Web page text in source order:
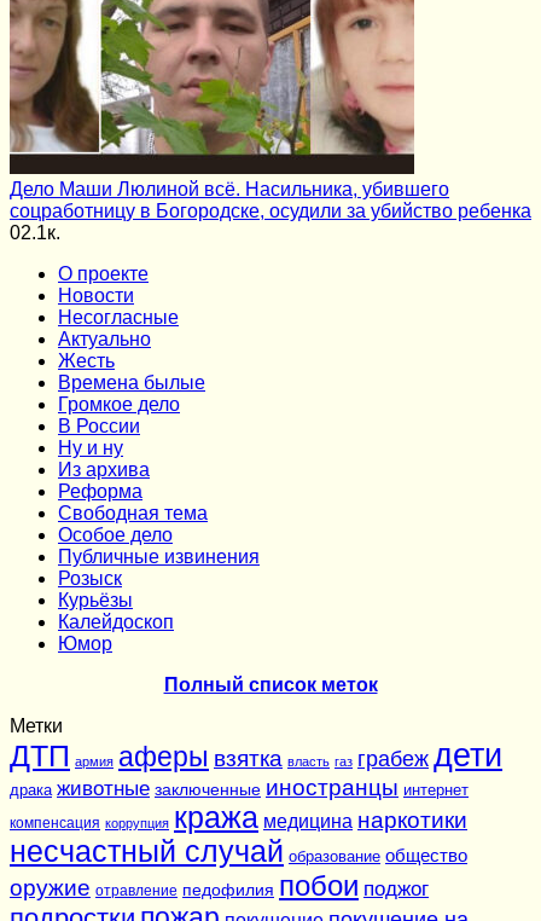
Дело Маши Люлиной всё. Насильника, убившего
соцработницу в Богородске, осудили за убийство ребенка
02.1к.
О проекте
Новости
Несогласные
Актуально
Жесть
Времена былые
Громкое дело
В России
Ну и ну
Из архива
Реформа
Cвободная тема
Особое дело
Публичные извинения
Розыск
Курьёзы
Калейдоскоп
Юмор
Полный список меток
Метки
ДТП армия аферы взятка власть газ грабеж дети
драка животные заключенные иностранцы интернет
компенсация коррупция кража медицина наркотики
несчастный случай образование общество
оружие отравление педофилия побои поджог